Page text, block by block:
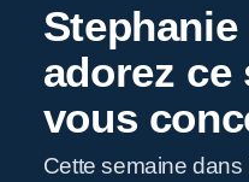
adorez ce
vous
Cette semaine